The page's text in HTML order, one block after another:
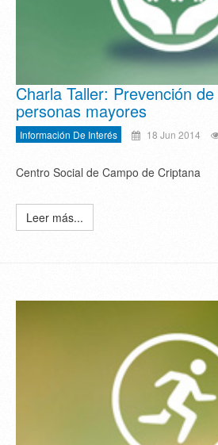
Charla Taller: Prevención
personas mayores
Información De Interés 18 Jun 2014
Centro Social de Campo de Criptana
Leer más...